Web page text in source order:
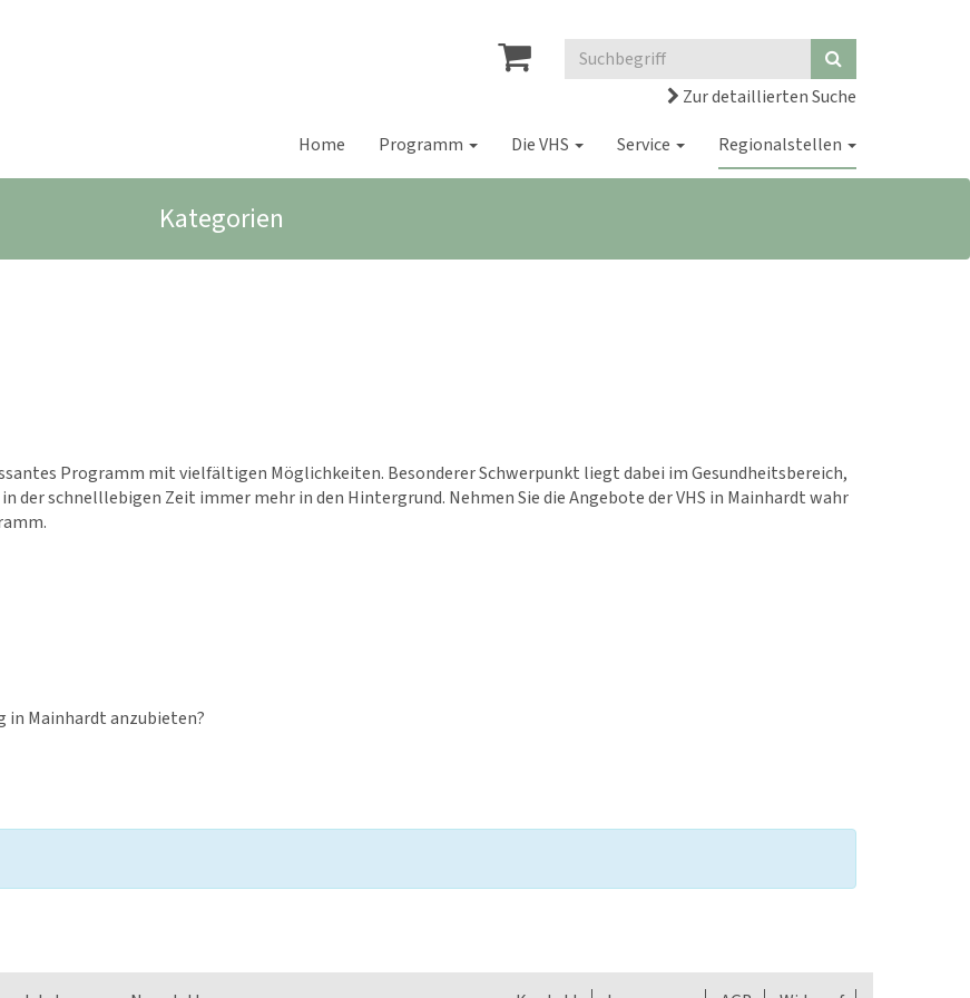
Zur detaillierten Suche
Home
Programm Die VHS Service Regionalstellen
Kategorien
Programm mit vielfältigen Möglichkeiten. Besonderer Schwerpunkt liegt dabei im Gesundheitsbereich,
der schnelllebigen Zeit immer mehr in den Hintergrund. Nehmen Sie die Angebote der VHS in Mainhardt wahr
in Mainhardt anzubieten?